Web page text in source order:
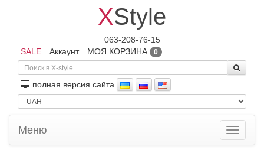
XStyle
063-208-76-15
SALE
Аккаунт МОЯ КОРЗИНА 0
полная версия сайта
Toggle
Меню